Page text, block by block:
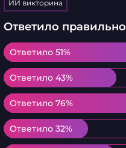
ИИ викторина
Ответило правильно
Ответило 51%
Ответило 51%
Ответило 43%
Ответило 43%
Ответило 76%
Ответило 76%
Ответило 32%
Ответило 32%